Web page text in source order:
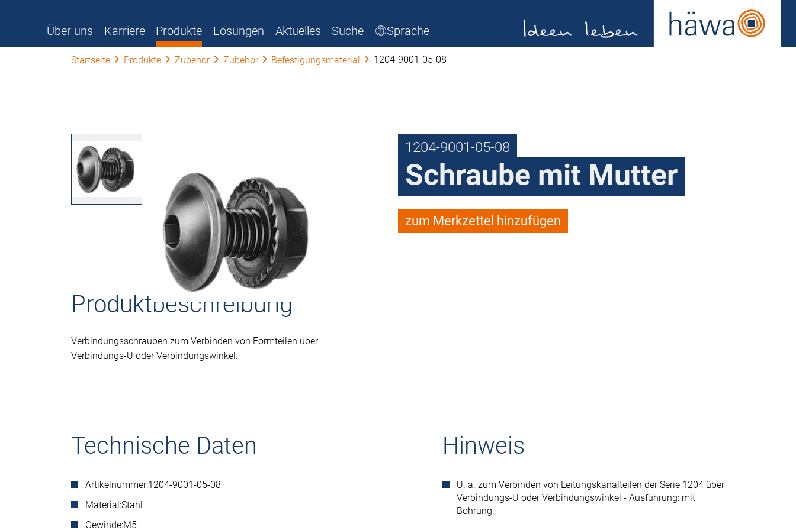
Über uns Karriere Produkte Lösungen Aktuelles Suche Sprache
Startseite Produkte Zubehör Zubehör Befestigungsmaterial 1204-9001-05-08
1204-9001-05-08
Schraube mit Mutter
zum Merkzettel hinzufügen
Produktbeschreibung
Verbindungsschrauben zum Verbinden von Formteilen über
Verbindungs-U oder Verbindungswinkel.
Technische Daten
Artikelnummer:1204-9001-05-08
Material:Stahl
Gewinde:M5
Hinweis
U. a. zum Verbinden von Leitungskanalteilen der Serie 1204 über
Verbindungs-U oder Verbindungswinkel - Ausführung: mit
Bohrung.